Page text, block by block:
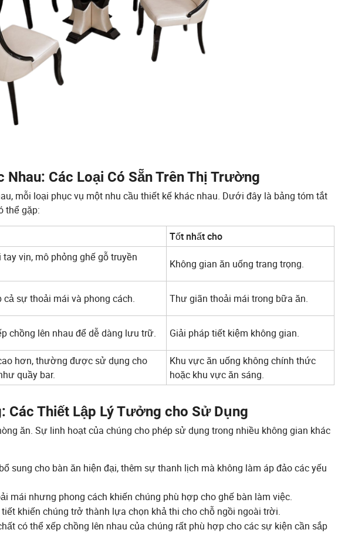
Nhau: Các Loại Có Sẵn Trên Thị Trường
mỗi loại phục vụ một nhu cầu thiết kế khác nhau. Dưới đây là bảng tóm tắt
thể gặp:
Tốt nhất cho
vịn, mô phỏng ghế gỗ truyền
Không gian ăn uống trang trọng.
cả sự thoải mái và phong cách. Thư giãn thoải mái trong bữa ăn.
chồng lên nhau để dễ dàng lưu trữ. Giải pháp tiết kiệm không gian.
hơn, thường được sử dụng cho
quầy bar.
Khu vực ăn uống không chính thức
hoặc khu vực ăn sáng.
Các Thiết Lập Lý Tưởng cho Sử Dụng
ăn. Sự linh hoạt của chúng cho phép sử dụng trong nhiều không gian khác
sung cho bàn ăn hiện đại, thêm sự thanh lịch mà không làm áp đảo các yếu
mái nhưng phong cách khiến chúng phù hợp cho ghế bàn làm việc.
khiến chúng trở thành lựa chọn khả thi cho chỗ ngồi ngoài trời.
có thể xếp chồng lên nhau của chúng rất phù hợp cho các sự kiện cần sắp